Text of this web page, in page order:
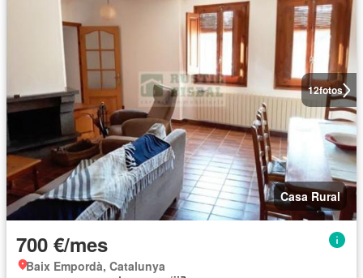
12fotos
Casa Rural
700 €/mes
Baix Empordà, Catalunya